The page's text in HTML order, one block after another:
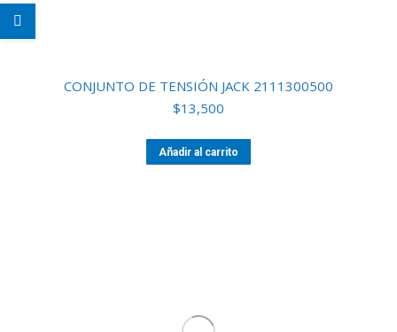
CONJUNTO DE TENSIÓN JACK 2111300500
$13,500
Añadir al carrito